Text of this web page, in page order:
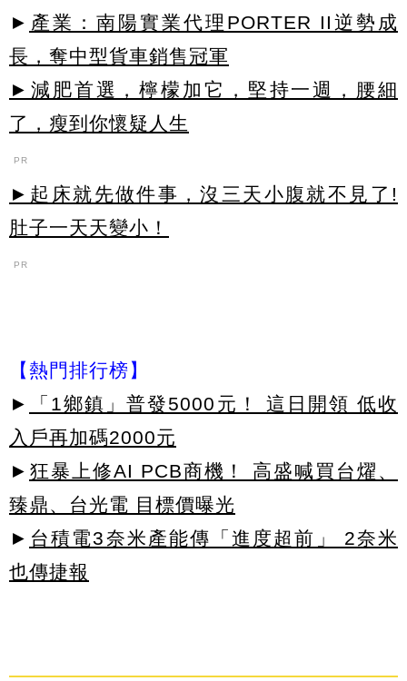
► 產業：南陽實業代理PORTER II逆勢成
長，奪中型貨車銷售冠軍
►減肥首選，檸檬加它，堅持一週，腰細
了，瘦到你懷疑人生
PR
►起床就先做件事，沒三天小腹就不見了!
肚子一天天變小！
PR
【熱門排行榜】
►
「1鄉鎮」普發5000元！ 這日開領 低收
入戶再加碼2000元
► 狂暴上修AI PCB商機！ 高盛喊買台燿、
臻鼎、台光電 目標價曝光
► 台積電3奈米產能傳「進度超前」 2奈米
也傳捷報